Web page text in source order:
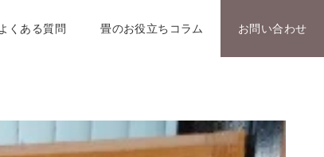
よくある質問 畳のお役立ちコラム お問い合わせ